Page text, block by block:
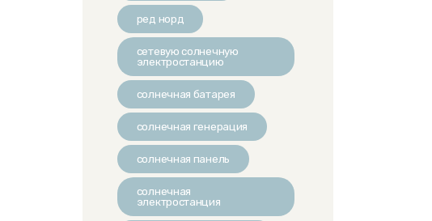
ред норд
сетевую солнечную
электростанцию
солнечная батарея
солнечная генерация
солнечная панель
солнечная
электростанция